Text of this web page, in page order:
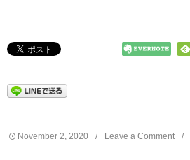
November 2 2020 Leave a Comment